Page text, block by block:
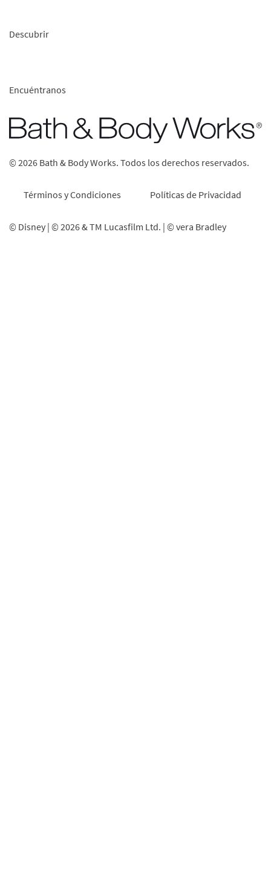
Descubrir
Encuéntranos
© 2026 Bath & Body Works. Todos los derechos reservados.
Términos y Condiciones Políticas de Privacidad
© Disney | © 2026 & TM Lucasfilm Ltd. | © vera Bradley